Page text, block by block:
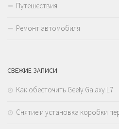
Путешествия
Ремонт автомобиля
СВЕЖИЕ ЗАПИСИ
Как обесточить Geely Galaxy L7
Снятие и установка коробки